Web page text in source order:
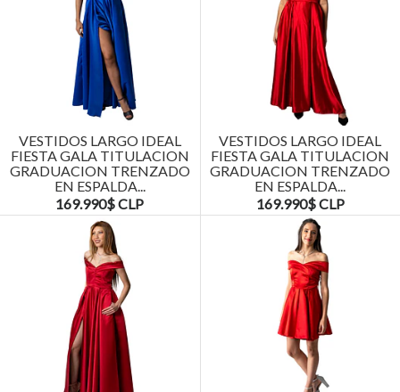
VESTIDOS LARGO IDEAL
FIESTA GALA TITULACION
GRADUACION TRENZADO
EN ESPALDA...
169.990$ CLP
VESTIDOS LARGO IDEAL
FIESTA GALA TITULACION
GRADUACION TRENZADO
EN ESPALDA...
169.990$ CLP